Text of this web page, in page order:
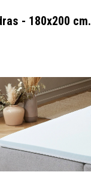
- 180x200 cm.